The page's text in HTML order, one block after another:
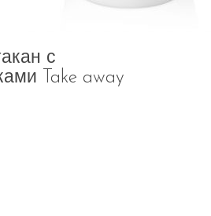
с
Take away